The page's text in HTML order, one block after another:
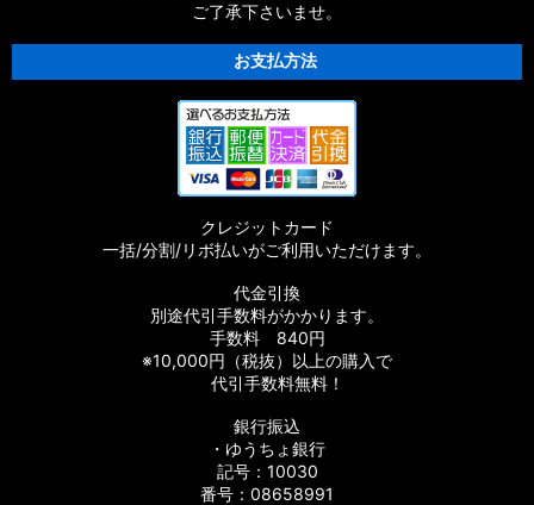
ご了承下さいませ。
お支払方法
クレジットカード
一括/分割/リボ払いがご利用いただけます。
代金引換
別途代引手数料がかかります。
手数料 840円
※10,000円（税抜）以上の購入で
代引手数料無料！
銀行振込
・ゆうちょ銀行
記号：10030
番号：08658991